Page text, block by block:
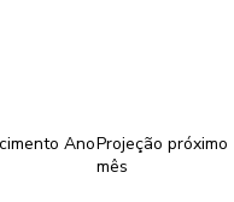
AnoProjeção próximo
mês